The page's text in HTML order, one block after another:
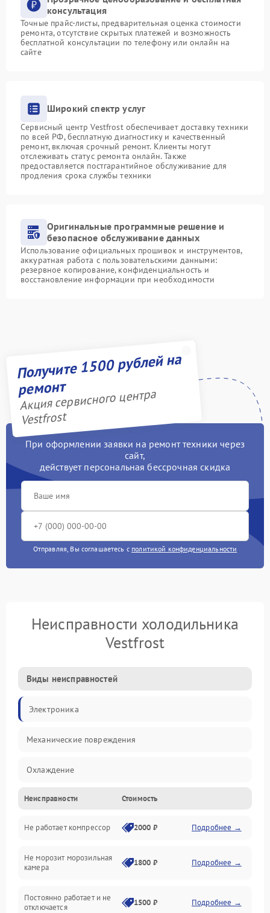
консультация
Точные прайс-листы, предварительная оценка стоимости
ремонта, отсутствие скрытых платежей и возможность
бесплатной консультации по телефону или онлайн на
сайте
Широкий спектр услуг
Сервисный центр Vestfrost обеспечивает доставку техники
по всей РФ, бесплатную диагностику и качественный
ремонт, включая срочный ремонт. Клиенты могут
отслеживать статус ремонта онлайн. Также
предоставляется постгарантийное обслуживание для
продления срока службы техники
Оригинальные программные решение и
безопасное обслуживание данных
Использование официальных прошивок и инструментов,
аккуратная работа с пользовательскими данными:
резервное копирование, конфиденциальность и
восстановление информации при необходимости
Получите 1500 рублей на
ремонт
Акция сервисного центра
Vestfrost
При оформлении заявки на ремонт техники через
сайт,
действует персональная бессрочная скидка
Отправляя, Вы соглашаетесь с политикой конфиденциальности
Неисправности холодильника
Vestfrost
Виды неисправностей
Электроника
Механические повреждения
Охлаждение
Механика
Электропитание
Дренаж
Неисправности Стоимость
Не работает компрессор 2000 ₽ Подробнее →
Не морозит морозильная
камера
1800 ₽ Подробнее →
Постоянно работает и не
отключается
1500 ₽ Подробнее →